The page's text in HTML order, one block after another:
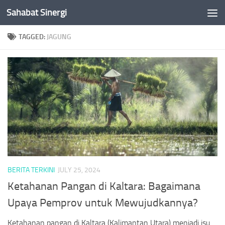
Skip to content
Sahabat Sinergi
TAGGED: JAGUNG
BERITA TERKINI JULY 25, 2024
Ketahanan Pangan di Kaltara: Bagaimana
Upaya Pemprov untuk Mewujudkannya?
Ketahanan pangan di Kaltara (Kalimantan Utara) menjadi isu